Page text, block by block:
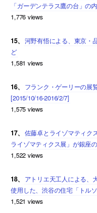
「ガーデンテラス鷹の台」の
1,776 views
15、 河野有悟による、東京・
ど
1,581 views
16、
フランク・ゲーリーの展
[2015/10/16-2016/2/7]
1,575 views
17、 佐藤卓とライゾマティク
ライゾマティクス展」が銀座
1,522 views
18、
アトリエ天工人による、
使用した、渋谷の住宅「トル
1,521 views